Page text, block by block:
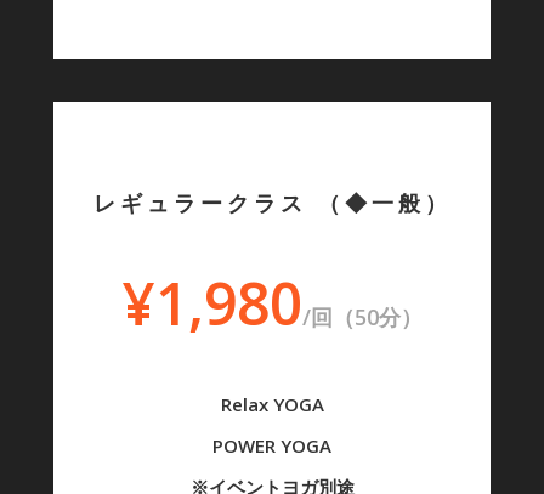
レギュラークラス （◆一般）
¥1,980/回（50分）
Relax YOGA
POWER YOGA
※イベントヨガ別途